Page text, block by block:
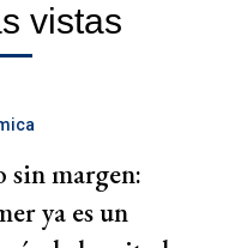
vistas
margen:
ya es un